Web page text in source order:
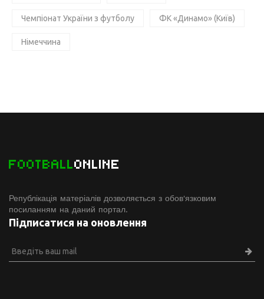
Чемпіонат України з футболу ФК «Динамо» (Київ)
Німеччина
FOOTBALLONLINE
Републікація матеріалів дозволяється з обов'язковим
посиланням на даний портал.
Підписатися на оновлення